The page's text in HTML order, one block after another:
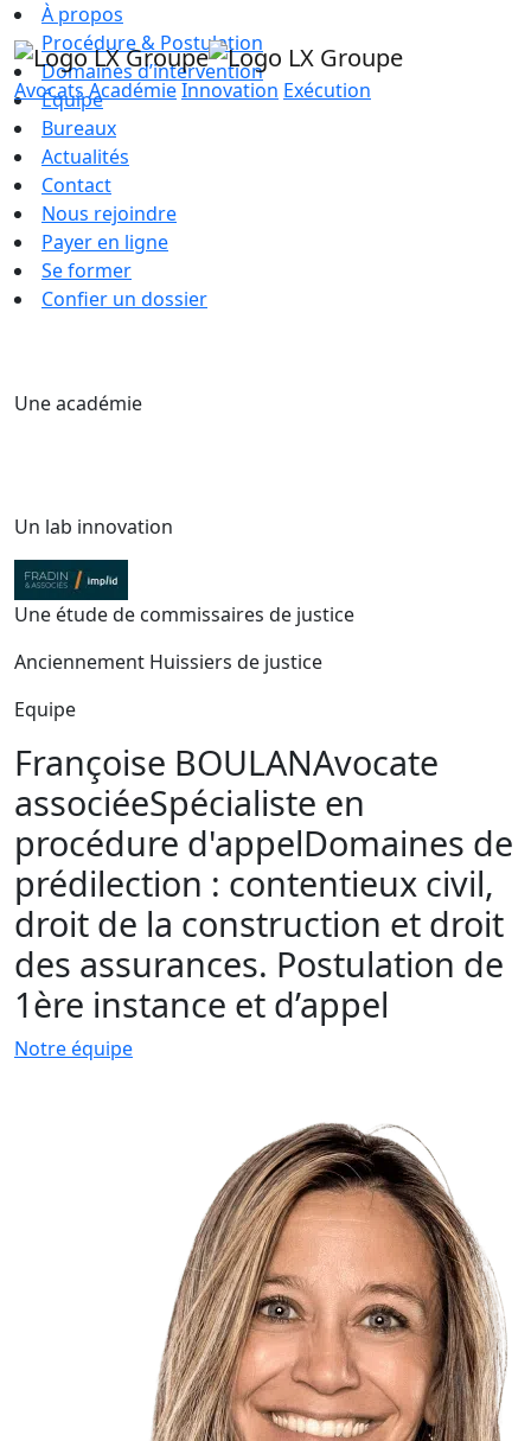
AvocatsAcadémieInnovation Exécution
À propos
Procédure & Postulation
Domaines d’intervention
Équipe
Bureaux
Actualités
Contact
Nous rejoindre
Payer en ligne
Se former
Confier un dossier
Une académie
Un lab innovation
Une étude de commissaires de justice
Anciennement Huissiers de justice
Equipe
Françoise BOULANAvocate
associéeSpécialiste en
procédure d'appelDomaines de
prédilection : contentieux civil,
droit de la construction et droit
des assurances. Postulation de
1ère instance et d’appel
Notre équipe